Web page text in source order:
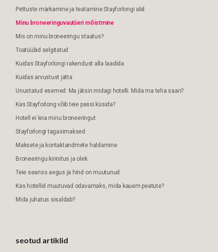
Pettuste märkamine ja teatamine Stayforlongi abil
Minu broneeringuvautšeri mõistmine
Mis on minu broneeringu staatus?
Toatüübid selgitatud
Kuidas Stayforlongi rakendust alla laadida
Kuidas arvustust jätta
Unustatud esemed: Ma jätsin midagi hotelli. Mida ma teha saan?
Kas Stayforlong võib teie passi küsida?
Hotell ei leia minu broneeringut
Stayforlongi tagasimaksed
Maksete ja kontaktandmete haldamine
Broneeringu kinnitus ja olek
Teie seanss aegus ja hind on muutunud
Kas hotellid muutuvad odavamaks, mida kauem peatute?
Mida juhatus sisaldab?
seotud artiklid